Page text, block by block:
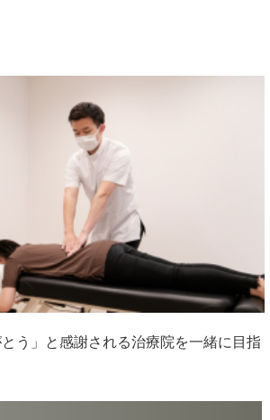
う」と感謝される治療院を一緒に目指